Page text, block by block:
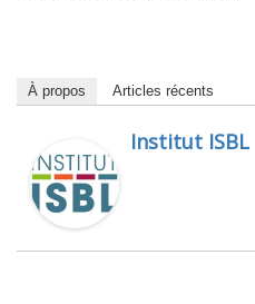
À propos Articles récents
Institut ISBL